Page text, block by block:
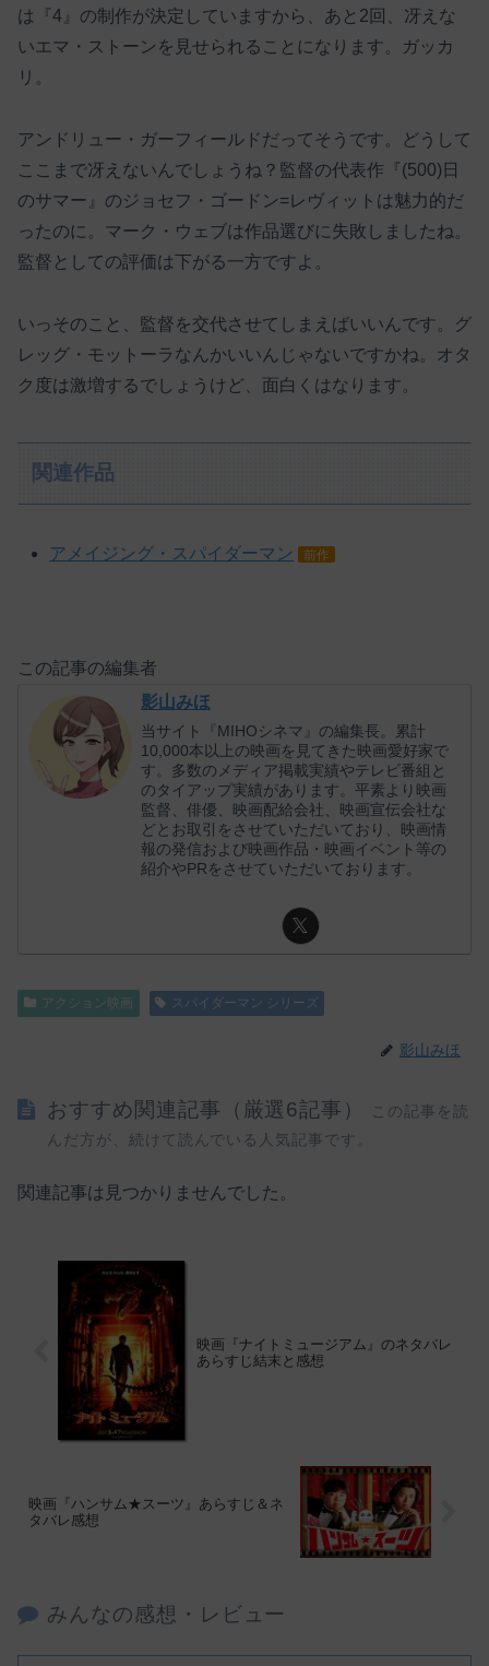
は『4』の制作が決定していますから、あと2回、冴えな
いエマ・ストーンを見せられることになります。ガッカ
リ。
アンドリュー・ガーフィールドだってそうです。どうして
ここまで冴えないんでしょうね？監督の代表作『(500)日
のサマー』のジョセフ・ゴードン=レヴィットは魅力的だ
ったのに。マーク・ウェブは作品選びに失敗しましたね。
監督としての評価は下がる一方ですよ。
いっそのこと、監督を交代させてしまえばいいんです。グ
レッグ・モットーラなんかいいんじゃないですかね。オタ
ク度は激増するでしょうけど、面白くはなります。
関連作品
アメイジング・スパイダーマン 前作
この記事の編集者
影山みほ
当サイト『MIHOシネマ』の編集長。累計
10,000本以上の映画を見てきた映画愛好家で
す。多数のメディア掲載実績やテレビ番組と
のタイアップ実績があります。平素より映画
監督、俳優、映画配給会社、映画宣伝会社な
どとお取引をさせていただいており、映画情
報の発信および映画作品・映画イベント等の
紹介やPRをさせていただいております。
アクション映画 スパイダーマン シリーズ
影山みほ
おすすめ関連記事（厳選6記事）
この記事を読
んだ方が、続けて読んでいる人気記事です。
関連記事は見つかりませんでした。
映画『ナイトミュージアム』のネタバレ
あらすじ結末と感想
映画『ハンサム★スーツ』あらすじ＆ネ
タバレ感想
みんなの感想・レビュー